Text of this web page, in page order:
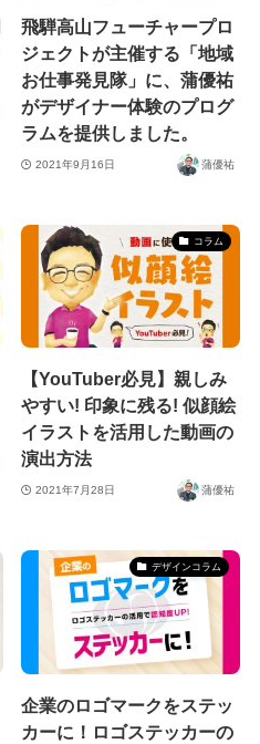
飛騨高山フューチャープロ
ジェクトが主催する「地域
お仕事発見隊」に、蒲優祐
がデザイナー体験のプログ
ラムを提供しました。
2021年9月16日 蒲優祐
コラム
【YouTuber必見】親しみ
やすい! 印象に残る! 似顔絵
イラストを活用した動画の
演出方法
2021年7月28日 蒲優祐
デザインコラム
企業のロゴマークをステッ
カーに！ロゴステッカーの